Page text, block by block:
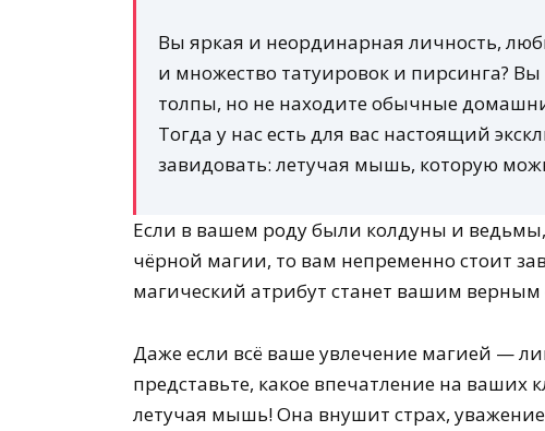
Вы яркая и неординарная личность,
и множество татуировок и пирсинга?
толпы, но не находите обычные
Тогда у нас есть для вас настоящий
завидовать: летучая мышь, которую
Если в вашем роду были колдуны и
чёрной магии, то вам непременно стоит
магический атрибут станет вашим верным
Даже если всё ваше увлечение магией —
представьте, какое впечатление на
летучая мышь! Она внушит страх,